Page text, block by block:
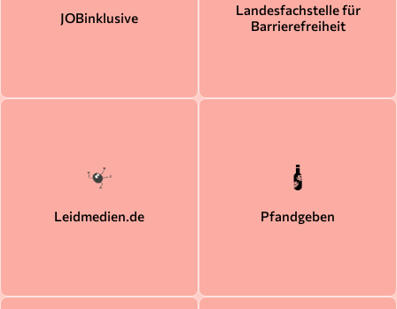
JOBinklusive
Landesfachstelle für
Barrierefreiheit
Leidmedien.de Pfandgeben